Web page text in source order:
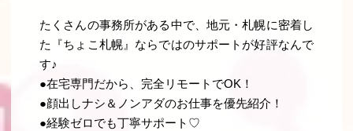
たくさんの事務所がある中で、地元・札幌に密着し
た『ちょこ札幌』ならではのサポートが好評なんで
す♪
●在宅専門だから、完全リモートでOK！
●顔出しナシ＆ノンアダのお仕事を優先紹介！
●経験ゼロでも丁寧サポート♡